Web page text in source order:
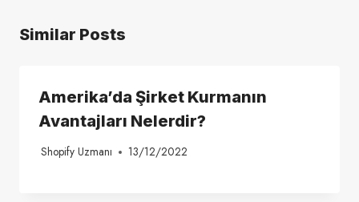
Similar Posts
Amerika’da Şirket Kurmanın
Avantajları Nelerdir?
Shopify Uzmanı 13/12/2022